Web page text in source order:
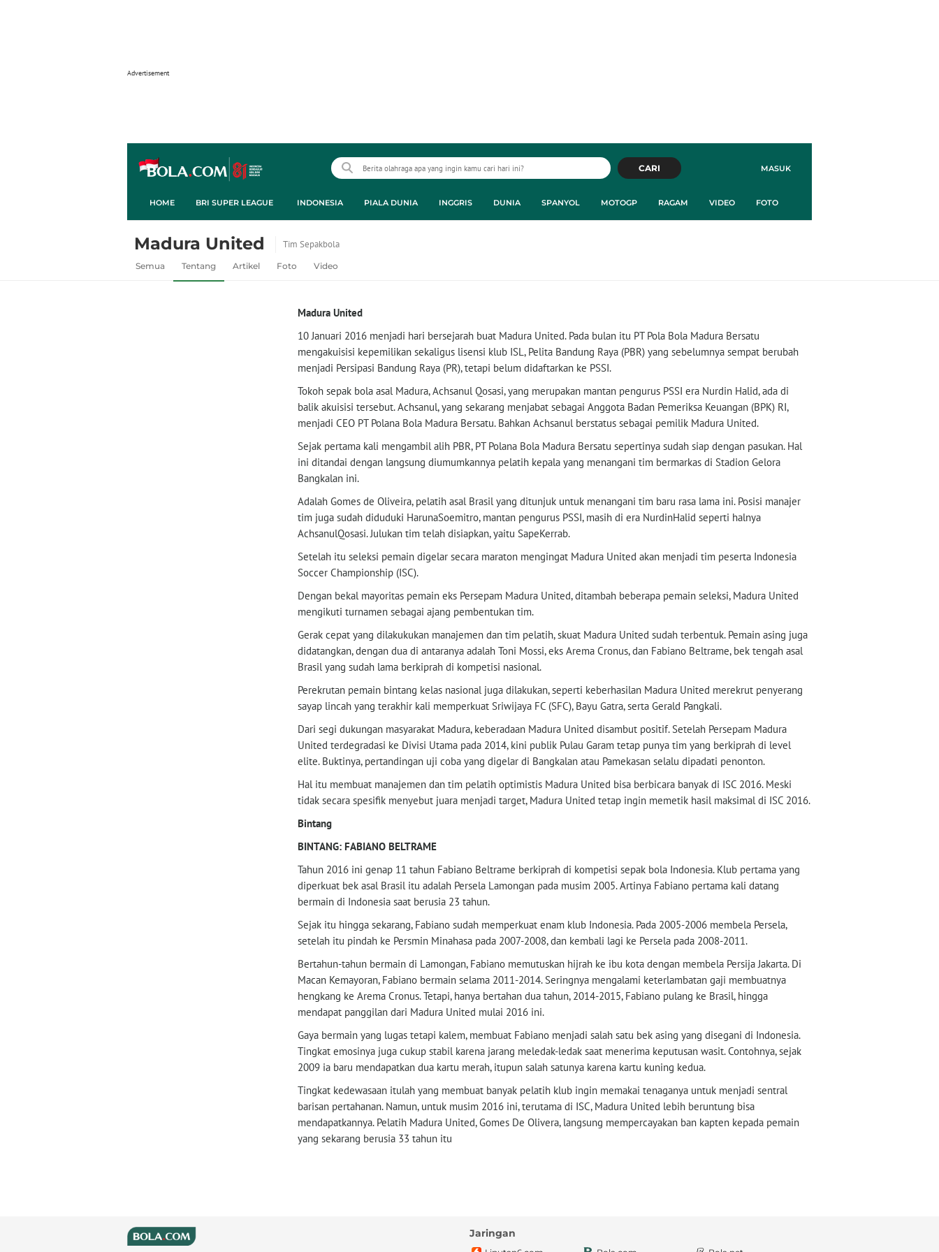
MASUK
CARI
HOME BRI SUPER LEAGUE INDONESIA PIALA DUNIA INGGRIS DUNIA SPANYOL MOTOGP RAGAM VIDEO FOTO
Madura United Tim Sepakbola
Semua Tentang Artikel Foto Video
Madura United
10 Januari 2016 menjadi hari bersejarah buat Madura United. Pada bulan itu PT Pola Bola Madura Bersatu
mengakuisisi kepemilikan sekaligus lisensi klub ISL, Pelita Bandung Raya (PBR) yang sebelumnya sempat berubah
menjadi Persipasi Bandung Raya (PR), tetapi belum didaftarkan ke PSSI.
Tokoh sepak bola asal Madura, Achsanul Qosasi, yang merupakan mantan pengurus PSSI era Nurdin Halid, ada di
balik akuisisi tersebut. Achsanul, yang sekarang menjabat sebagai Anggota Badan Pemeriksa Keuangan (BPK) RI,
menjadi CEO PT Polana Bola Madura Bersatu. Bahkan Achsanul berstatus sebagai pemilik Madura United.
Sejak pertama kali mengambil alih PBR, PT Polana Bola Madura Bersatu sepertinya sudah siap dengan pasukan. Hal
ini ditandai dengan langsung diumumkannya pelatih kepala yang menangani tim bermarkas di Stadion Gelora
Bangkalan ini.
Adalah Gomes de Oliveira, pelatih asal Brasil yang ditunjuk untuk menangani tim baru rasa lama ini. Posisi manajer
tim juga sudah diduduki HarunaSoemitro, mantan pengurus PSSI, masih di era NurdinHalid seperti halnya
AchsanulQosasi. Julukan tim telah disiapkan, yaitu SapeKerrab.
Setelah itu seleksi pemain digelar secara maraton mengingat Madura United akan menjadi tim peserta Indonesia
Soccer Championship (ISC).
Dengan bekal mayoritas pemain eks Persepam Madura United, ditambah beberapa pemain seleksi, Madura United
mengikuti turnamen sebagai ajang pembentukan tim.
Gerak cepat yang dilakukukan manajemen dan tim pelatih, skuat Madura United sudah terbentuk. Pemain asing juga
didatangkan, dengan dua di antaranya adalah Toni Mossi, eks Arema Cronus, dan Fabiano Beltrame, bek tengah asal
Brasil yang sudah lama berkiprah di kompetisi nasional.
Perekrutan pemain bintang kelas nasional juga dilakukan, seperti keberhasilan Madura United merekrut penyerang
sayap lincah yang terakhir kali memperkuat Sriwijaya FC (SFC), Bayu Gatra, serta Gerald Pangkali.
Dari segi dukungan masyarakat Madura, keberadaan Madura United disambut positif. Setelah Persepam Madura
United terdegradasi ke Divisi Utama pada 2014, kini publik Pulau Garam tetap punya tim yang berkiprah di level
elite. Buktinya, pertandingan uji coba yang digelar di Bangkalan atau Pamekasan selalu dipadati penonton.
Hal itu membuat manajemen dan tim pelatih optimistis Madura United bisa berbicara banyak di ISC 2016. Meski
tidak secara spesifik menyebut juara menjadi target, Madura United tetap ingin memetik hasil maksimal di ISC 2016.
Bintang
BINTANG: FABIANO BELTRAME
Tahun 2016 ini genap 11 tahun Fabiano Beltrame berkiprah di kompetisi sepak bola Indonesia. Klub pertama yang
diperkuat bek asal Brasil itu adalah Persela Lamongan pada musim 2005. Artinya Fabiano pertama kali datang
bermain di Indonesia saat berusia 23 tahun.
Sejak itu hingga sekarang, Fabiano sudah memperkuat enam klub Indonesia. Pada 2005-2006 membela Persela,
setelah itu pindah ke Persmin Minahasa pada 2007-2008, dan kembali lagi ke Persela pada 2008-2011.
Bertahun-tahun bermain di Lamongan, Fabiano memutuskan hijrah ke ibu kota dengan membela Persija Jakarta. Di
Macan Kemayoran, Fabiano bermain selama 2011-2014. Seringnya mengalami keterlambatan gaji membuatnya
hengkang ke Arema Cronus. Tetapi, hanya bertahan dua tahun, 2014-2015, Fabiano pulang ke Brasil, hingga
mendapat panggilan dari Madura United mulai 2016 ini.
Gaya bermain yang lugas tetapi kalem, membuat Fabiano menjadi salah satu bek asing yang disegani di Indonesia.
Tingkat emosinya juga cukup stabil karena jarang meledak-ledak saat menerima keputusan wasit. Contohnya, sejak
2009 ia baru mendapatkan dua kartu merah, itupun salah satunya karena kartu kuning kedua.
Tingkat kedewasaan itulah yang membuat banyak pelatih klub ingin memakai tenaganya untuk menjadi sentral
barisan pertahanan. Namun, untuk musim 2016 ini, terutama di ISC, Madura United lebih beruntung bisa
mendapatkannya. Pelatih Madura United, Gomes De Olivera, langsung mempercayakan ban kapten kepada pemain
yang sekarang berusia 33 tahun itu
Jaringan